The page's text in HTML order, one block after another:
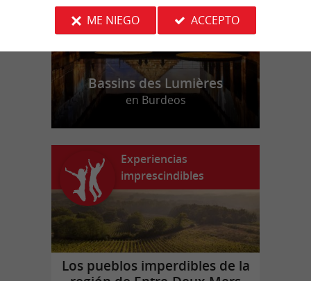
Bassins des Lumières
en Burdeos
Experiencias
imprescindibles
Los pueblos imperdibles de la
ME NIEGO
ACCEPTO